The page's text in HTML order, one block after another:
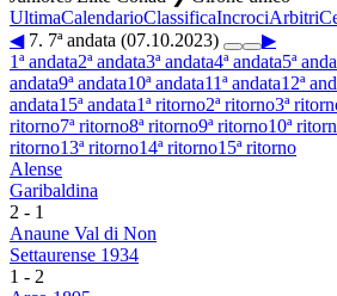
UltimaCalendarioClassificaIncrociArbitri
◀7. 7ª andata (07.10.2023)
▶
1ª andata2ª andata3ª andata4ª andata5ª
andata9ª andata10ª andata11ª andata12ª
andata15ª andata1ª ritorno2ª ritorno3ª
ritorno7ª ritorno8ª ritorno9ª ritorno10ª
ritorno13ª ritorno14ª ritorno15ª ritorno
Alense
Garibaldina
2 - 1
Anaune Val di Non
Settaurense 1934
1 - 2